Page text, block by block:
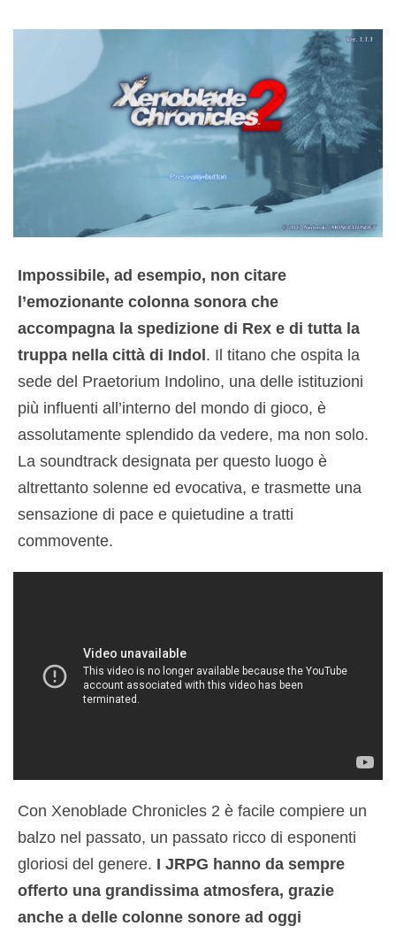
Impossibile, ad esempio, non citare
l’emozionante colonna sonora che
accompagna la spedizione di Rex e di tutta la
truppa nella città di Indol . Il titano che ospita la
sede del Praetorium Indolino, una delle istituzioni
più influenti all’interno del mondo di gioco, è
assolutamente splendido da vedere, ma non solo.
La soundtrack designata per questo luogo è
altrettanto solenne ed evocativa, e trasmette una
sensazione di pace e quietudine a tratti
commovente.
Con Xenoblade Chronicles 2 è facile compiere un
balzo nel passato, un passato ricco di esponenti
gloriosi del genere. I JRPG hanno da sempre
offerto una grandissima atmosfera, grazie
anche a delle colonne sonore ad oggi